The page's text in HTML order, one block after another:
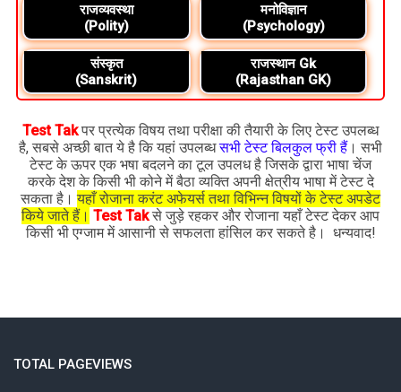
राजव्यवस्था
(Polity)
मनोविज्ञान
(Psychology)
संस्कृत
(Sanskrit)
राजस्थान Gk
(Rajasthan GK)
Test Takपर प्रत्येक विषय तथा परीक्षा की तैयारी के लिए टेस्ट उपलब्ध
है, सबसे अच्छी बात ये है कि यहां उपलब्धसभी टेस्ट बिलकुल फ्री हैं। सभी
टेस्ट के ऊपर एक भषा बदलने का टूल उपलध है जिसके द्वारा भाषा चेंज
करके देश के किसी भी कोने में बैठा व्यक्ति अपनी क्षेत्रीय भाषा में टेस्ट दे
सकता है।यहाँ रोजाना करंट अफेयर्स तथा विभिन्न विषयों के टेस्ट अपडेट
किये जाते हैं। Test Takसे जुड़े रहकर और रोजाना यहाँ टेस्ट देकर आप
किसी भी एग्जाम में आसानी से सफलता हांसिल कर सकते है। धन्यवाद!
TOTAL PAGEVIEWS